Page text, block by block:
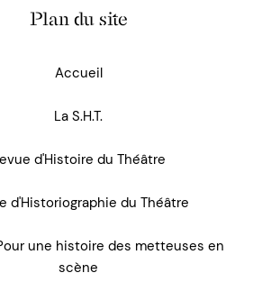
Plan du site
Accueil
La S.H.T.
d'Histoire du Théâtre
d'Historiographie du Théâtre
une histoire des metteuses en
scène